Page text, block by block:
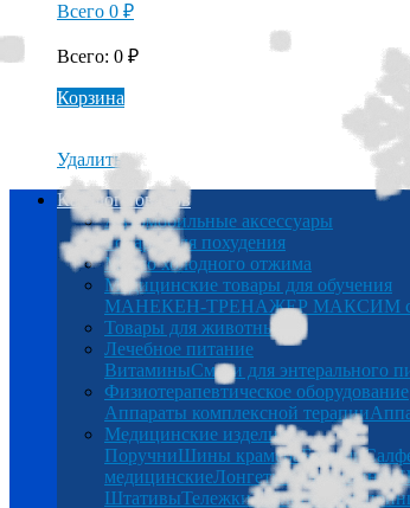
Всего 0 ₽
Всего: 0 ₽
Корзина
Удалить
Каталог товаров
Автомобильные аксессуары
Товары для похудения
Масло холодного отжима
Медицинские товары для обучения
МАНЕКЕН-ТРЕНАЖЕР МАКСИМ
Товары для животных
Лечебное питание
ВитаминыСмеси для энтерального
Физиотерапевтическое оборудование
Аппараты комплексной терапии
Медицинские изделия
ПоручниШины крамераБеруши
медицинскиеЛонгетыХалатыБинты
ШтативыТележкиТаблетницы